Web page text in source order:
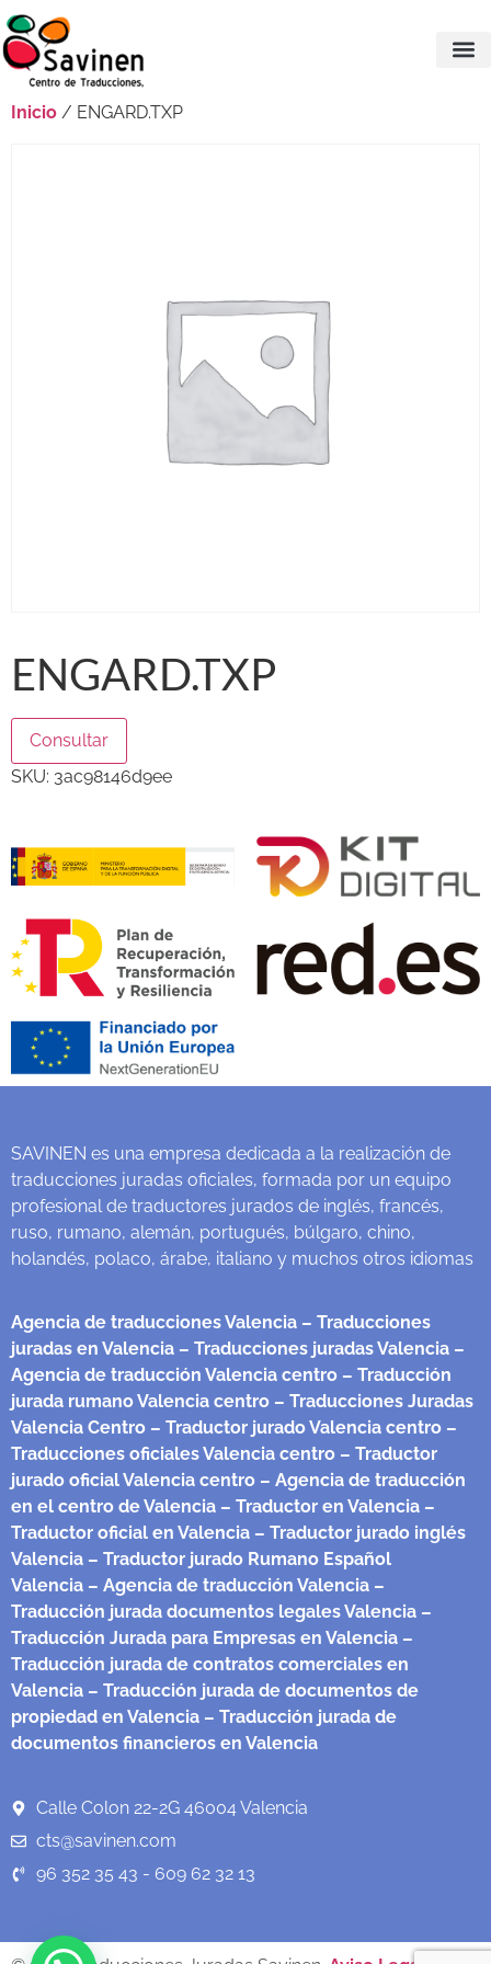
Inicio / ENGARD.TXP
ENGARD.TXP
Consultar
SKU: 3ac98146d9ee
SAVINEN es una empresa dedicada a la realización de
traducciones juradas oficiales, formada por un equipo
profesional de traductores jurados de inglés, francés,
ruso, rumano, alemán, portugués, búlgaro, chino,
holandés, polaco, árabe, italiano y muchos otros idiomas
Agencia de traducciones Valencia – Traducciones
juradas en Valencia – Traducciones juradas Valencia –
Agencia de traducción Valencia centro – Traducción
jurada rumano Valencia centro – Traducciones Juradas
Valencia Centro – Traductor jurado Valencia centro –
Traducciones oficiales Valencia centro – Traductor
jurado oficial Valencia centro – Agencia de traducción
en el centro de Valencia – Traductor en Valencia –
Traductor oficial en Valencia – Traductor jurado inglés
Valencia – Traductor jurado Rumano Español
Valencia – Agencia de traducción Valencia –
Traducción jurada documentos legales Valencia –
Traducción Jurada para Empresas en Valencia –
Traducción jurada de contratos comerciales en
Valencia – Traducción jurada de documentos de
propiedad en Valencia – Traducción jurada de
documentos financieros en Valencia
Calle Colon 22-2G 46004 Valencia
cts@savinen.com
96 352 35 43 - 609 62 32 13